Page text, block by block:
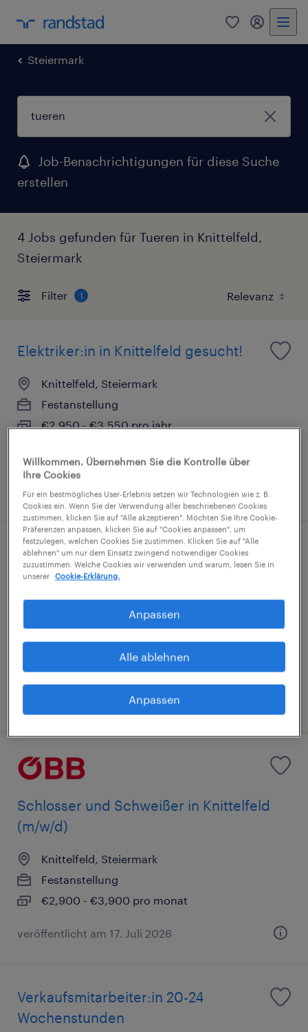
0 Mein
Steiermark
Job-Benachrichtigungen für diese Suche
erstellen
4 Jobs gefunden für Tueren in Knittelfeld,
Steiermark
Filter 1
Elektriker:in in Knittelfeld gesucht!
Knittelfeld, Steiermark
Festanstellung
€2,950 - €3,550 pro jahr
veröffentlicht am 18. Juni 2026
veröffentlicht am 17. Juli 2026
Schlosser und Schweißer in Knittelfeld
(m/w/d)
Knittelfeld, Steiermark
Festanstellung
€2,900 - €3,900 pro monat
veröffentlicht am 17. Juli 2026
Verkaufsmitarbeiter:in 20-24
Wochenstunden
Willkommen. Übernehmen Sie die Kontrolle über
Ihre Cookies
Für ein bestmögliches User-Erlebnis setzen wir Technologien wie z. B.
Cookies ein. Wenn Sie der Verwendung aller beschriebenen Cookies
zustimmen, klicken Sie auf "Alle akzeptieren". Möchten Sie Ihre Cookie-
Präferenzen anpassen, klicken Sie auf "Cookies anpassen", um
festzulegen, welchen Cookies Sie zustimmen. Klicken Sie auf "Alle
ablehnen" um nur dem Einsatz zwingend notwendiger Cookies
zuzustimmen. Welche Cookies wir verwenden und warum, lesen Sie in
unserer
Cookie-Erklärung.
Anpassen
Alle ablehnen
Anpassen